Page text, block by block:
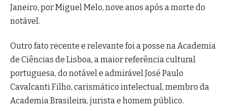
Janeiro, por Miguel Melo, nove anos após a morte do
notável.
Outro fato recente e relevante foi a posse na Academia
de Ciências de Lisboa, a maior referência cultural
portuguesa, do notável e admirável José Paulo
Cavalcanti Filho, carismático intelectual, membro da
Academia Brasileira, jurista e homem público.